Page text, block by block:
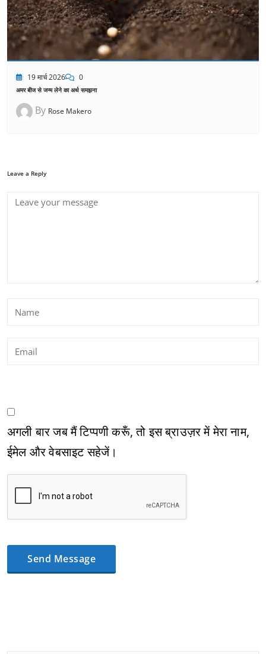
19 मार्च 2026 0
अमर बीज से जन्म लेने का अर्थ समझना
By Rose Makero
Leave a Reply
अगली बार जब मैं टिप्पणी करूँ, तो इस ब्राउज़र में मेरा नाम,
ईमेल और वेबसाइट सहेजें।